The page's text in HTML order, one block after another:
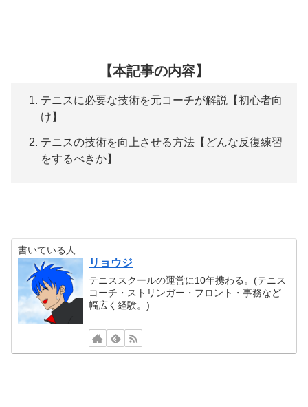
【本記事の内容】
テニスに必要な技術を元コーチが解説【初心者向
け】
テニスの技術を向上させる方法【どんな反復練習
をするべきか】
書いている人
リョウジ
テニススクールの運営に10年携わる。(テニス
コーチ・ストリンガー・フロント・事務など
幅広く経験。)